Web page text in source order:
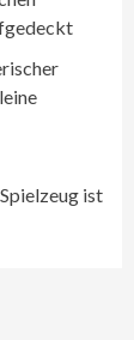
ist